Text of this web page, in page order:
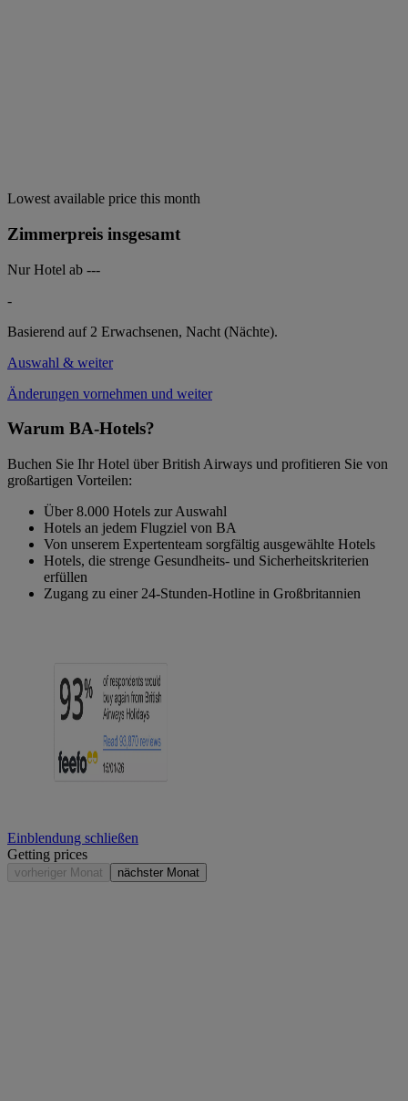
Lowest available price this month
Zimmerpreis insgesamt
Nur Hotel ab ---
-
Basierend auf 2 Erwachsenen, Nacht (Nächte).
Auswahl & weiter
Änderungen vornehmen und weiter
Warum BA-Hotels?
Buchen Sie Ihr Hotel über British Airways und profitieren Sie von
großartigen Vorteilen:
Über 8.000 Hotels zur Auswahl
Hotels an jedem Flugziel von BA
Von unserem Expertenteam sorgfältig ausgewählte Hotels
Hotels, die strenge Gesundheits- und Sicherheitskriterien
erfüllen
Zugang zu einer 24-Stunden-Hotline in Großbritannien
Einblendung schließen
Getting prices
vorheriger Monat nächster Monat